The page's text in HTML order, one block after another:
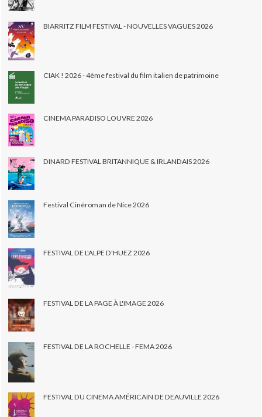
BIARRITZ FILM FESTIVAL - NOUVELLES VAGUES 2026
CIAK ! 2026 - 4ème festival du film italien de patrimoine
CINEMA PARADISO LOUVRE 2026
DINARD FESTIVAL BRITANNIQUE & IRLANDAIS 2026
Festival Cinéroman de Nice 2026
FESTIVAL DE L'ALPE D'HUEZ 2026
FESTIVAL DE LA PAGE À L'IMAGE 2026
FESTIVAL DE LA ROCHELLE - FEMA 2026
FESTIVAL DU CINEMA AMÉRICAIN DE DEAUVILLE 2026